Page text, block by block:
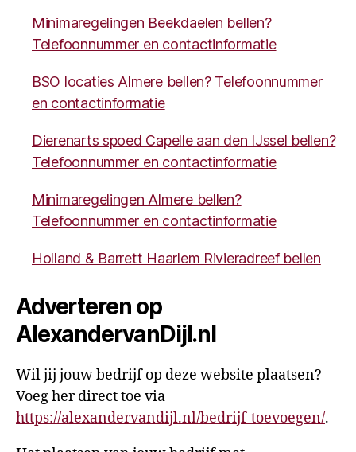
Minimaregelingen Beekdaelen bellen?
Telefoonnummer en contactinformatie
BSO locaties Almere bellen? Telefoonnummer
en contactinformatie
Dierenarts spoed Capelle aan den IJssel bellen?
Telefoonnummer en contactinformatie
Minimaregelingen Almere bellen?
Telefoonnummer en contactinformatie
Holland & Barrett Haarlem Rivieradreef bellen
Adverteren op
AlexandervanDijl.nl
Wil jij jouw bedrijf op deze website plaatsen?
Voeg her direct toe via
https://alexandervandijl.nl/bedrijf-toevoegen/.